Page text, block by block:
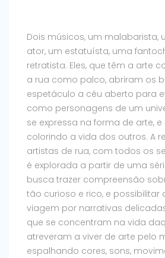
Dois músicos, um malabarista,
ator, um estatuísta, uma
retratista. Eles, que têm a arte
a rua como palco, abriram os
espetáculo a céu aberto para
como personagens de um
se expressa na forma de arte,
colorindo a vida dos outros. A
artistas de rua, com todos os
é explorada a partir de uma
busca trazer compreensão
tão curioso e rico, e possibilitar
viagem por narrativas
que se concentram na vida
atreveram a viver de arte pelo
espalhando cores, sons,